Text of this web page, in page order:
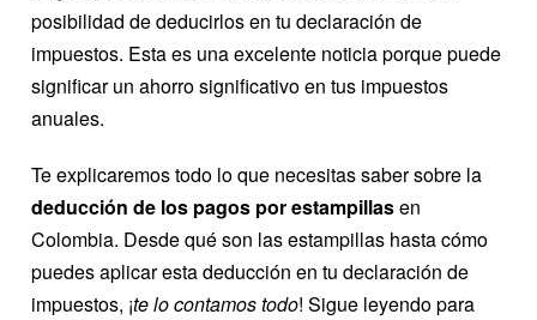
posibilidad de deducirlos en tu declaración de
impuestos. Esta es una excelente noticia porque puede
significar un ahorro significativo en tus impuestos
anuales.
Te explicaremos todo lo que necesitas saber sobre la
deducción de los pagos por estampillasen
Colombia. Desde qué son las estampillas hasta cómo
puedes aplicar esta deducción en tu declaración de
impuestos, ¡te lo contamos todo! Sigue leyendo para